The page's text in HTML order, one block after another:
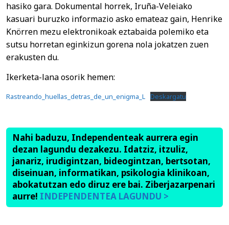
hasiko gara. Dokumental horrek, Iruña-Veleiako
kasuari buruzko informazio asko emateaz gain, Henrike
Knörren mezu elektronikoak eztabaida polemiko eta
sutsu horretan eginkizun gorena nola jokatzen zuen
erakusten du.
Ikerketa-lana osorik hemen:
Rastreando_huellas_detras_de_un_enigma_L Deskargatu
Nahi baduzu, Independenteak aurrera egin
dezan lagundu dezakezu. Idatziz, itzuliz,
janariz, irudigintzan, bideogintzan, bertsotan,
diseinuan, informatikan, psikologia klinikoan,
abokatutzan edo diruz ere bai. Ziberjazarpenari
aurre! INDEPENDENTEA LAGUNDU >